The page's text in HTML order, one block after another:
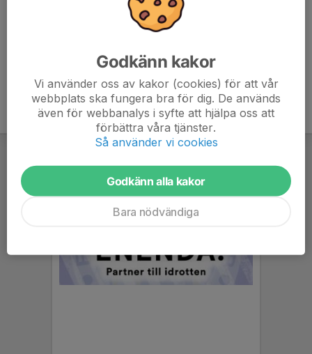
Godkänn kakor
Vi använder oss av kakor (cookies) för att vår
webbplats ska fungera bra för dig. De används
även för webbanalys i syfte att hjälpa oss att
förbättra våra tjänster.
Så använder vi cookies
Godkänn alla kakor
Bara nödvändiga